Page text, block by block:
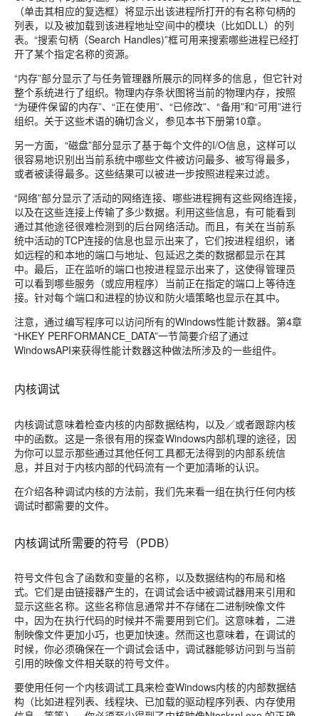
（单击其相应的复选框）将显示出该进程所打开的有名称句柄的
列表，以及被加载到该进程地址空间中的模块（比如DLL）的列
表。“搜索句柄（Search Handles)”框可用来搜索哪些进程已经打
开了某个指定名称的资源。
“内存”部分显示了与任务管理器所展示的同样多的信息，但它针对
整个系统进行了组织。物理内存条状图将当前的物理内存，按照
“为硬件保留的内存”、“正在使用”、“已修改”、“备用”和“可用”进行
组织。关于这些术语的确切含义，参见本书下册第10章。
另一方面，“磁盘”部分显示了基于每个文件的I/O信息，这样可以
很容易地识别出当前系统中哪些文件被访问最多、被写得最多，
或者被读得最多。这些结果可以被进一步按照进程来过滤。
“网络”部分显示了活动的网络连接、哪些进程拥有这些网络连接，
以及在这些连接上传输了多少数据。利用这些信息，有可能看到
通过其他途径很难检测到的后台网络活动。而且，有关在当前系
统中活动的TCP连接的信息也显示出来了，它们按进程组织，诸
如远程的和本地的端口与地址、包延迟之类的数据都显示在其
中。最后，正在监听的端口也按进程显示出来了，这使得管理员
可以看到哪些服务（或应用程序）当前正在指定的端口上等待连
接。针对每个端口和进程的协议和防火墙策略也显示在其中。
注意，通过编写程序可以访问所有的Windows性能计数器。第4章
“HKEY PERFORMANCE_DATA”一节简要介绍了通过
WindowsAPI来获得性能计数器这种做法所涉及的一些组件。
内核调试
内核调试意味着检查内核的内部数据结构，以及／或者跟踪内核
中的函数。这是一条很有用的探查Windows内部机理的途径，因
为你可以显示那些通过其他任何工具都无法得到的内部系统信
息，并且对于内核内部的代码流有一个更加清晰的认识。
在介绍各种调试内核的方法前，我们先来看一组在执行任何内核
调试时都需要的文件。
内核调试所需要的符号（PDB）
符号文件包含了函数和变量的名称，以及数据结构的布局和格
式。它们是由链接器产生的，在调试会话中被调试器用来引用和
显示这些名称。这些名称信息通常并不存储在二进制映像文件
中，因为在执行代码的时候并不需要用到它们。这意味着，二进
制映像文件更加小巧，也更加快速。然而这也意味着，在调试的
时候，你必须确保在一个调试会话中，调试器能够访问到与当前
引用的映像文件相关联的符号文件。
要使用任何一个内核调试工具来检查Windows内核的内部数据结
构（比如进程列表、线程块、已加载的驱动程序列表、内存使用